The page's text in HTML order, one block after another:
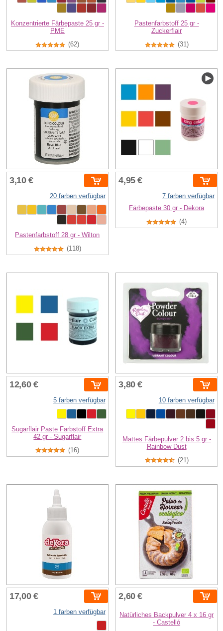
Konzentrierte Färbepaste 25 gr -
PME
(62)
Pastenfarbstoff 25 gr -
Zuckerflair
(31)
3,10 €
20 farben verfügbar
Pastenfarbstoff 28 gr - Wilton
(118)
4,95 €
7 farben verfügbar
Färbepaste 30 gr - Dekora
(4)
12,60 €
5 farben verfügbar
Sugarflair Paste Farbstoff Extra
42 gr - Sugarflair
(16)
3,80 €
10 farben verfügbar
Mattes Färbepulver 2 bis 5 gr -
Rainbow Dust
(21)
17,00 €
1 farben verfügbar
2,60 €
Natürliches Backpulver 4 x 16 gr
- Castelló